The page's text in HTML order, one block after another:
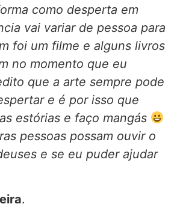
como desperta em
vai variar de pessoa para
foi um filme e alguns livros
no momento que eu
que a arte sempre pode
e é por isso que
estórias e faço mangás
pessoas possam ouvir o
e se eu puder ajudar
.